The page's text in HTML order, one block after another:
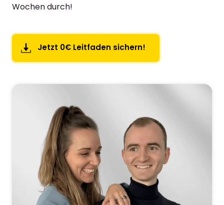
Wochen durch!
Jetzt 0€ Leitfaden sichern!